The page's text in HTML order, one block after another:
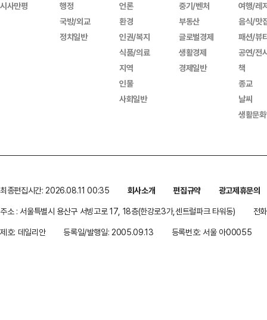
시사만평
행정
국방/외교
정치일반
언론
환경
인권/복지
식품/의료
지역
인물
사회일반
중기/벤처
부동산
글로벌경제
생활경제
경제일반
여행/레
음식/맛
패션/뷰
공연/전
책
종교
날씨
생활문
최종편집시간: 2026.08.11 00:35 회사소개 편집규약
광고제휴문의
주소 : 서울특별시 용산구 서빙고로 17, 18층(한강로3가,센트럴파크 타워동)
전
제호: 데일리안
등록일/발행일: 2005.09.13 등록번호: 서울 아00055